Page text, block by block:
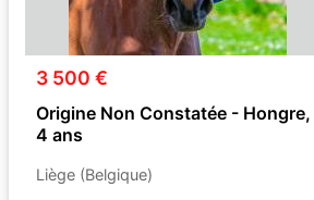
3 500 €
Origine Non Constatée - Hongre,
4 ans
Liège (Belgique)